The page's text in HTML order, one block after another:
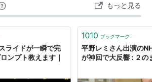
じように服を脱がせたところで……、ま
と、そう…
もっと見る
ライドが一瞬で完
ンプト教えます｜
1010 ブックマーク
平野レミさん出演の
が神回で大反響 : ２の